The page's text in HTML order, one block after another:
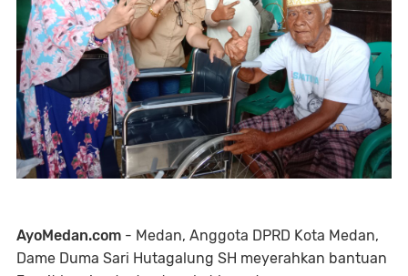
AyoMedan.com - Medan, Anggota DPRD Kota Medan,
Dame Duma Sari Hutagalung SH meyerahkan bantuan